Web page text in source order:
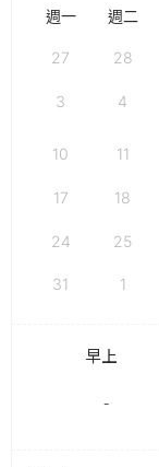
週一 週二
27 28
3 4
10 11
17 18
24 25
31 1
早上
-